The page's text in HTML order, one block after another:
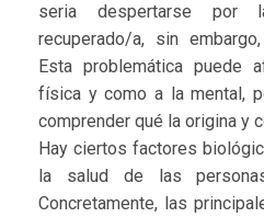
seria despertarse por
recuperado/a, sin
Esta problemática puede
física y como a la mental,
comprender qué la origina y
Hay ciertos factores
la salud de las
Concretamente, las